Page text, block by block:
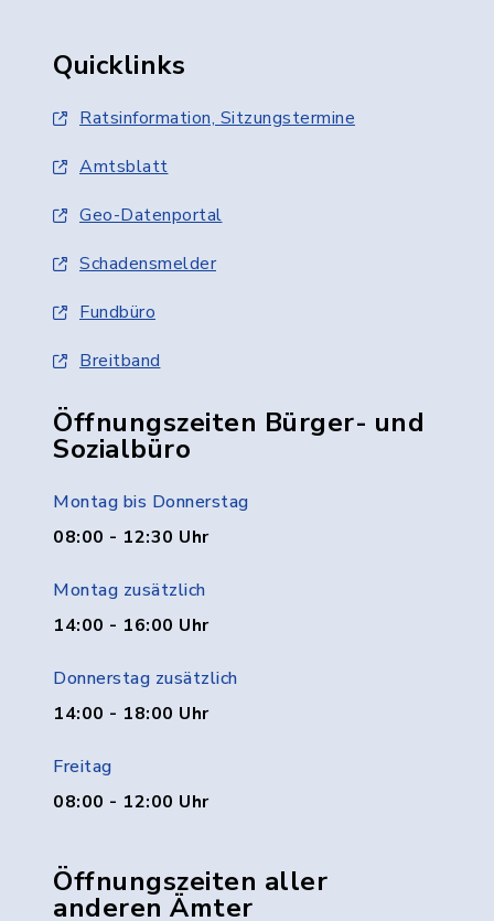
Quicklinks
Ratsinformation, Sitzungstermine
Amtsblatt
Geo-Datenportal
Schadensmelder
Fundbüro
Breitband
Öffnungszeiten Bürger- und
Sozialbüro
Montag bis Donnerstag
08:00 - 12:30 Uhr
Montag zusätzlich
14:00 - 16:00 Uhr
Donnerstag zusätzlich
14:00 - 18:00 Uhr
Freitag
08:00 - 12:00 Uhr
Öffnungszeiten aller
anderen Ämter